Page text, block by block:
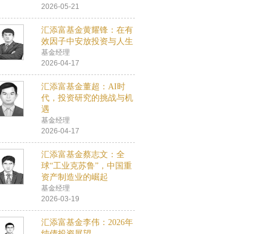
2026-05-21
汇添富基金黄耀锋：在有
效因子中安放投资与人生
基金经理
2026-04-17
汇添富基金董超：AI时
代，投资研究的挑战与机
遇
基金经理
2026-04-17
汇添富基金蔡志文：全
球“工业克苏鲁”，中国重
资产制造业的崛起
基金经理
2026-03-19
汇添富基金李伟：2026年